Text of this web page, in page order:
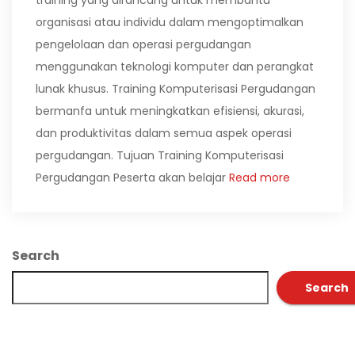
organisasi atau individu dalam mengoptimalkan
pengelolaan dan operasi pergudangan
menggunakan teknologi komputer dan perangkat
lunak khusus. Training Komputerisasi Pergudangan
bermanfa untuk meningkatkan efisiensi, akurasi,
dan produktivitas dalam semua aspek operasi
pergudangan. Tujuan Training Komputerisasi
Pergudangan Peserta akan belajar Read more
Search
Search